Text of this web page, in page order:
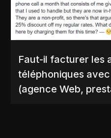
Faut-il facturer les
téléphoniques
(agence Web,